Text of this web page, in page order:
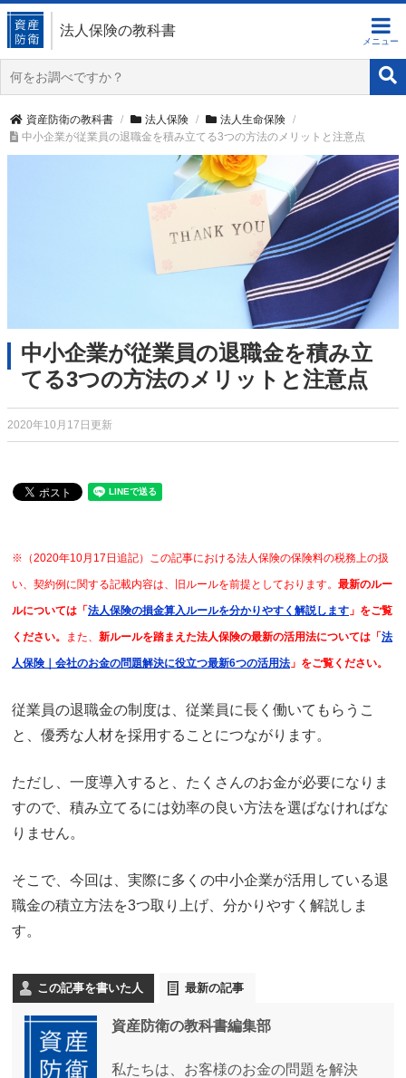
法人保険の教科書
資産防衛の教科書 法人保険
法人生命保険
中小企業が従業員の退職金を積み立てる3つの方法のメリットと注意点
中小企業が従業員の退職金を積み立
てる3つの方法のメリットと注意点
2020年10月17日更新
※（2020年10月17日追記）この記事における法人保険の保険料の税務上の扱
い、契約例に関する記載内容は、旧ルールを前提としております。 最新のルー
ルについては「 法人保険の損金算入ルールを分かりやすく解説します 」をご覧
ください。 また、 新ルールを踏まえた法人保険の最新の活用法については「 法
人保険｜会社のお金の問題解決に役立つ最新6つの活用法 」をご覧ください。
従業員の退職金の制度は、従業員に長く働いてもらうこ
と、優秀な人材を採用することにつながります。
ただし、一度導入すると、たくさんのお金が必要になりま
すので、積み立てるには効率の良い方法を選ばなければな
りません。
そこで、今回は、実際に多くの中小企業が活用している退
職金の積立方法を3つ取り上げ、分かりやすく解説しま
す。
この記事を書いた人 最新の記事
資産防衛の教科書編集部
私たちは、お客様のお金の問題を解決